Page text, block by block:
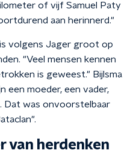
of vijf Samuel Paty
aan herinnerd."
volgens Jager groot op
"Veel mensen kennen
is geweest." Bijlsma
een moeder, een vader,
Dat was onvoorstelbaar
van herdenken